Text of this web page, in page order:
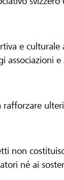
e
associazioni
rafforzare
non
né ai